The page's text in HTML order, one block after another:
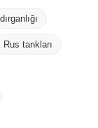
Rus tankları